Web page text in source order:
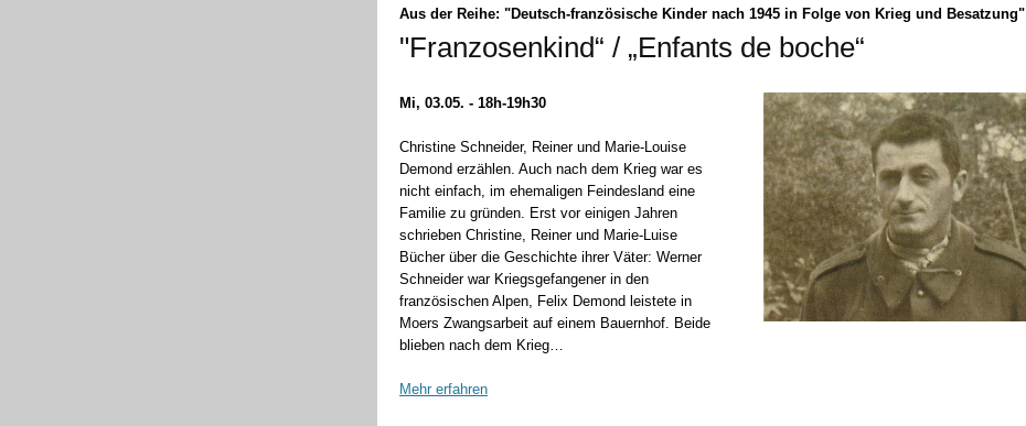
Aus der Reihe: "Deutsch-französische Kinder nach 1945 in Folge von Krieg und Besatzung"
"Franzosenkind“ / „Enfants de boche“
Mi, 03.05. - 18h-19h30
Christine Schneider, Reiner und Marie-Louise
Demond erzählen. Auch nach dem Krieg war es
nicht einfach, im ehemaligen Feindesland eine
Familie zu gründen. Erst vor einigen Jahren
schrieben Christine, Reiner und Marie-Luise
Bücher über die Geschichte ihrer Väter: Werner
Schneider war Kriegsgefangener in den
französischen Alpen, Felix Demond leistete in
Moers Zwangsarbeit auf einem Bauernhof. Beide
blieben nach dem Krieg…
Mehr erfahren